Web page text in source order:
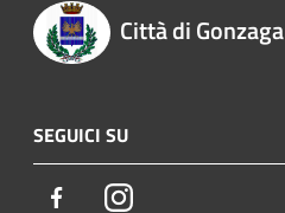
Città di Gonzaga
SEGUICI SU
FacebookInstagram